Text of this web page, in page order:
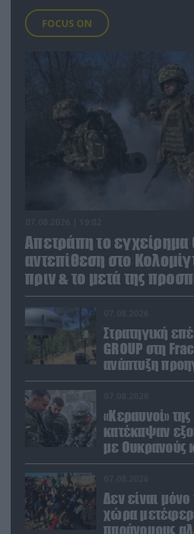
FOCUS ON
Απετράπη το
αντεπίθεση στο
πριν & το μετά της
(βίντεο)
Στρατηγική
GROUP στη
ανάπτυξη
αμυντικών
«Κεραυνοί»
κατέκαψαν
με Ουκρανούς
μισθοφόρους –
Δεν είναι
χώρα
παράνομους